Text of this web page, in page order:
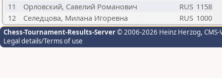
11
Орловский, Савелий Романович RUS 1158
12
Селедцова, Милана Игоревна RUS 1000
Chess-Tournament-Results-Server© 2006-2026 Heinz Herzog,
Legal details/Terms of use